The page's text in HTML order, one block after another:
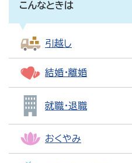
こんなときは
引越し
結婚・離婚
就職・退職
おくやみ